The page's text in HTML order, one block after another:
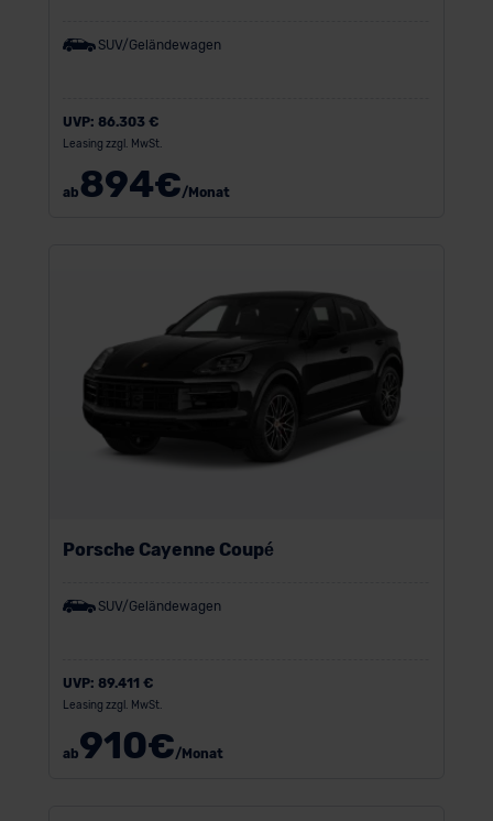
SUV/Geländewagen
UVP: 86.303 €
Leasing zzgl. MwSt.
ab894€/Monat
Porsche Cayenne Coupé
SUV/Geländewagen
UVP: 89.411 €
Leasing zzgl. MwSt.
ab910€/Monat